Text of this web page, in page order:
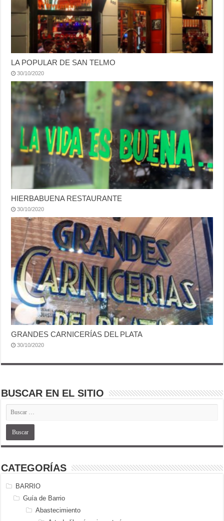
LA POPULAR DE SAN TELMO
30/10/2020
HIERBABUENA RESTAURANTE
30/10/2020
GRANDES CARNICERÍAS DEL PLATA
30/10/2020
BUSCAR EN EL SITIO
CATEGORÍAS
BARRIO
Guía de Barrio
Abastecimiento